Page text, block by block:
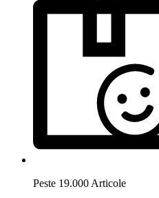
Peste 19.000 Articole